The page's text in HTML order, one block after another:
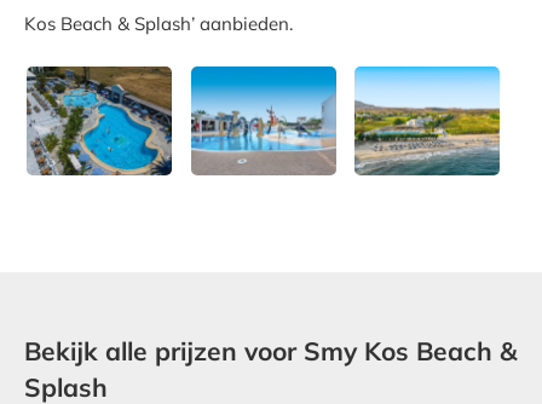
Kos Beach & Splash’ aanbieden.
Bekijk alle prijzen voor Smy Kos Beach &
Splash